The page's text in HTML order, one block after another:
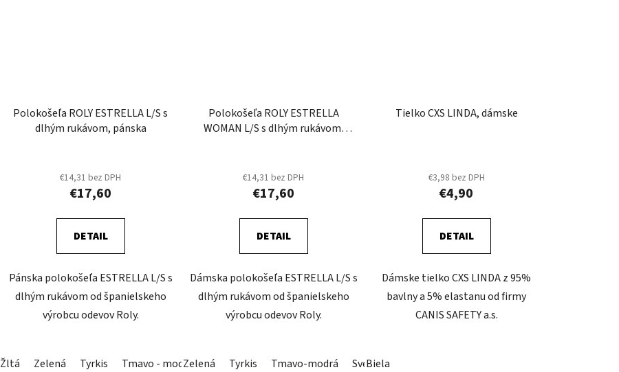
Polokošeľa ROLY ESTRELLA L/S s
dlhým rukávom, pánska
€14,31 bez DPH
€17,60
DETAIL
Pánska polokošeľa ESTRELLA L/S s
dlhým rukávom od španielskeho
výrobcu odevov Roly.
Žltá Zelená Tyrkis Tmavo - modrá Svetlo - modrá Sivá Olivová Modrá
Polokošeľa ROLY ESTRELLA
WOMAN L/S s dlhým rukávom,
€14,31 bez DPH
€17,60
DETAIL
Dámska polokošeľa ESTRELLA L/S s
dlhým rukávom od španielskeho
výrobcu odevov Roly.
Zelená Tyrkis Tmavo-modrá Svetlo - modrá
Tielko CXS LINDA, dámske
€3,98 bez DPH
€4,90
DETAIL
Dámske tielko CXS LINDA z 95%
bavlny a 5% elastanu od firmy
CANIS SAFETY a.s.
Biela